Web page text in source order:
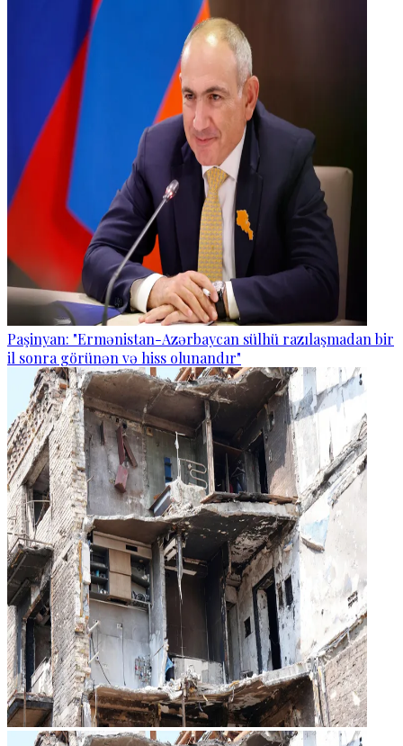
Paşinyan: "Ermənistan-Azərbaycan sülhü razılaşmadan bir
il sonra görünən və hiss olunandır"